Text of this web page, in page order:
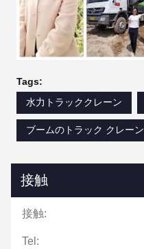
Tags:
水力トラッククレーン
ブームのトラック クレーン
接触
接触:
Tel: